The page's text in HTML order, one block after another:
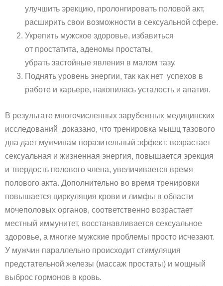
улучшить эрекцию, пролонгировать половой акт,
расширить свои возможности в сексуальной сфере.
Укрепить мужское здоровье, избавиться
от простатита, аденомы простаты,
убрать застойные явления в малом тазу.
Поднять уровень энергии, так как нет успехов в
работе и карьере, накопилась усталость и апатия.
В результате многочисленных зарубежных медицинских
исследований доказано, что тренировка мышц тазового
дна дает мужчинам поразительный эффект: возрастает
сексуальная и жизненная энергия, повышается эрекция
и твердость полового члена, увеличивается время
полового акта. Дополнительно во время тренировки
повышается циркуляция крови и лимфы в области
мочеполовых органов, соответственно возрастает
местный иммунитет, восстанавливается сексуальное
здоровье, а многие мужские проблемы просто исчезают.
У мужчин параллельно происходит стимуляция
предстательной железы (массаж простаты) и мощный
выброс гормонов в кровь.